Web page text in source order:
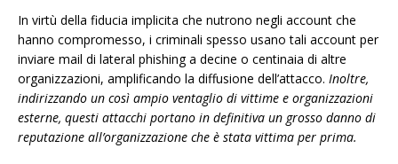
In virtù della fiducia implicita che nutrono negli account che
hanno compromesso, i criminali spesso usano tali account per
inviare mail di lateral phishing a decine o centinaia di altre
organizzazioni, amplificando la diffusione dell’attacco. Inoltre,
indirizzando un così ampio ventaglio di vittime e organizzazioni
esterne, questi attacchi portano in definitiva un grosso danno di
reputazione all’organizzazione che è stata vittima per prima.